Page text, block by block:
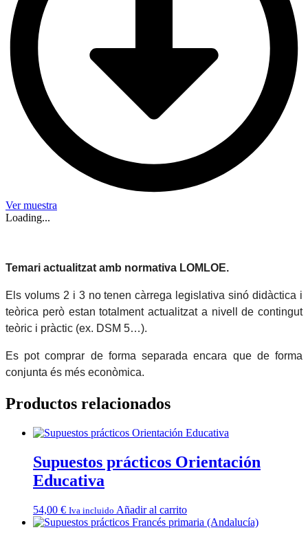
Ver muestra
Loading...
Temari actualitzat amb normativa LOMLOE.
Els volums 2 i 3 no tenen càrrega legislativa sinó didàctica i
teòrica però estan totalment actualitzat a nivell de contingut
teòric i pràctic (ex. DSM 5…).
Es pot comprar de forma separada encara que de forma
conjunta és més econòmica.
Productos relacionados
Supuestos prácticos Orientación
Educativa
54,00 € Iva incluido Añadir al carrito